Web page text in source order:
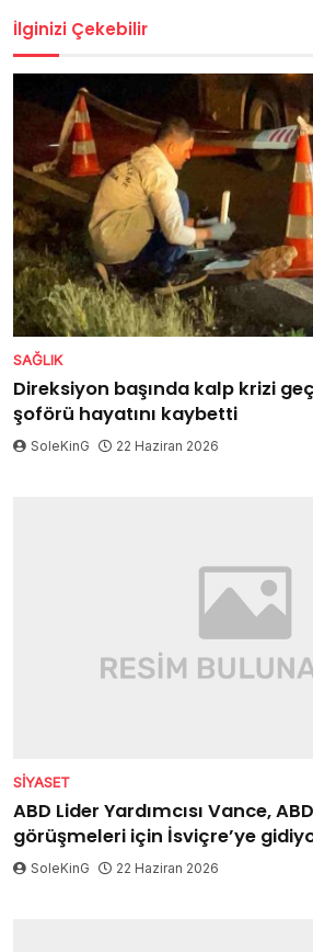
İlginizi Çekebilir
SAĞLIK
Direksiyon başında kalp krizi
şoförü hayatını kaybetti
SoleKinG 22 Haziran 2026
SIYASET
ABD Lider Yardımcısı Vance,
görüşmeleri için İsviçre’ye
SoleKinG 22 Haziran 2026